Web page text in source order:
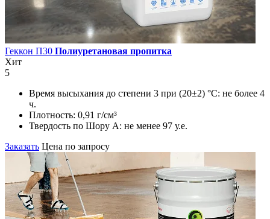
Геккон П30 Полиуретановая пропитка
Хит
5
Время высыхания до степени 3 при (20±2) °С: не более 4
ч.
Плотность: 0,91 г/см³
Твердость по Шору А: не менее 97 у.е.
Заказать Цена по запросу